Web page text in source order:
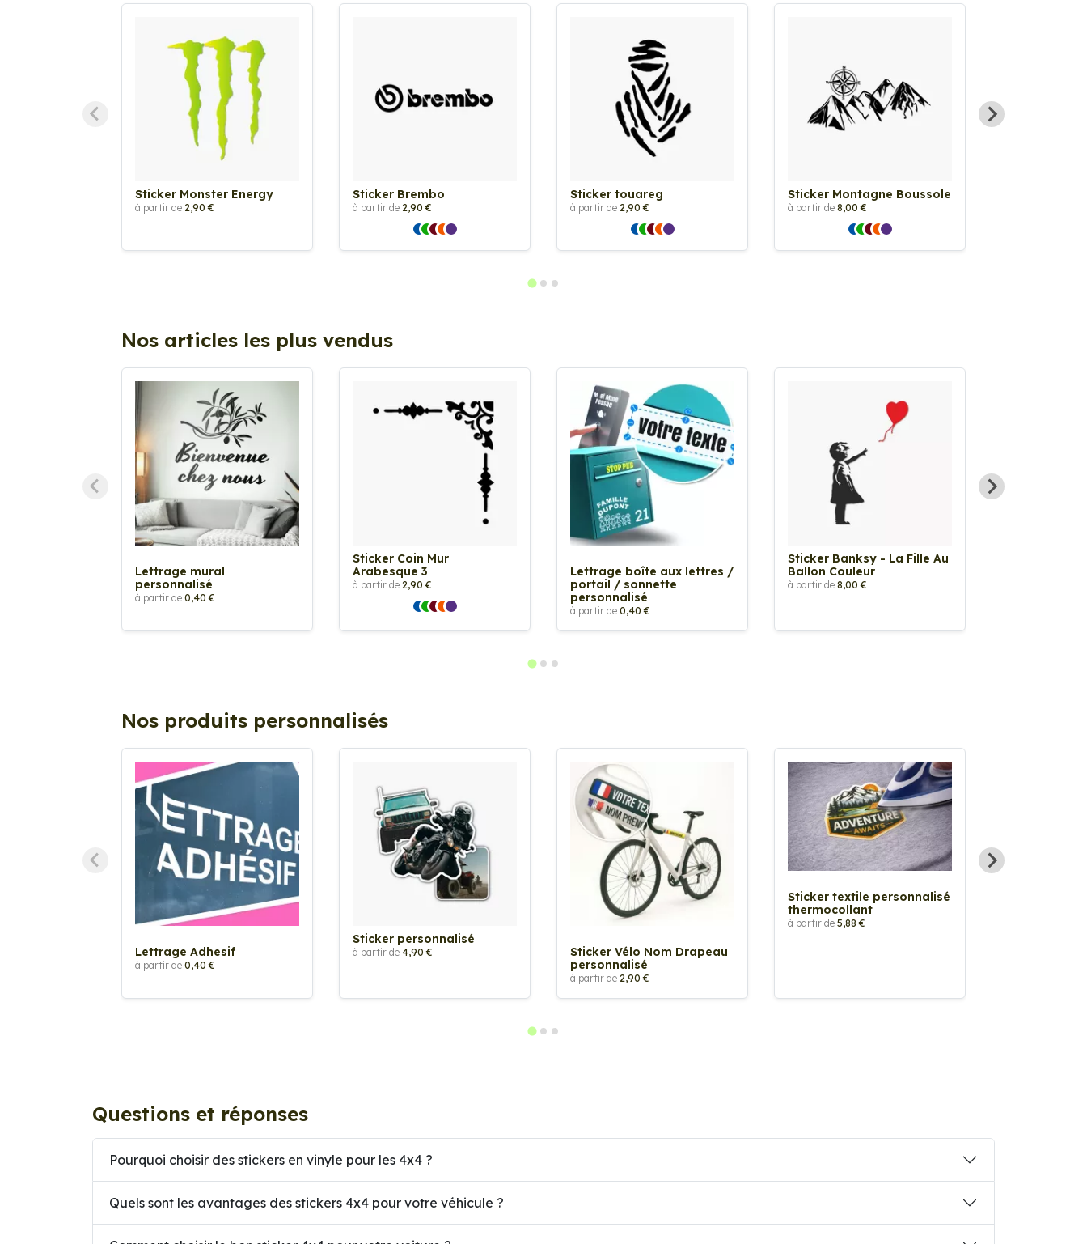
Sticker Monster Energy
à partir de 2,90 €
Sticker Brembo
à partir de 2,90 €
Sticker touareg
à partir de 2,90 €
Sticker Montagne Boussole
à partir de 8,00 €
Nos articles les plus vendus
Lettrage mural
personnalisé
à partir de 0,40 €
Sticker Coin Mur
Arabesque 3
à partir de 2,90 €
Lettrage boîte aux lettres /
portail / sonnette
personnalisé
à partir de 0,40 €
Sticker Banksy - La Fille Au
Ballon Couleur
à partir de 8,00 €
Nos produits personnalisés
Lettrage Adhesif
à partir de 0,40 €
Sticker personnalisé
à partir de 4,90 €
Sticker Vélo Nom Drapeau
personnalisé
à partir de 2,90 €
Sticker textile personnalisé
thermocollant
à partir de 5,88 €
Questions et réponses
Pourquoi choisir des stickers en vinyle pour les 4x4 ?
Quels sont les avantages des stickers 4x4 pour votre véhicule ?